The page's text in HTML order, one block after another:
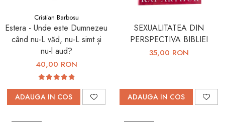
Cristian Barbosu
Estera - Unde este Dumnezeu
când nu-L văd, nu-L simt și
nu-l aud?
40,00 RON
ADAUGA IN COS
SEXUALITATEA DIN
PERSPECTIVA BIBLIEI
35,00 RON
ADAUGA IN COS